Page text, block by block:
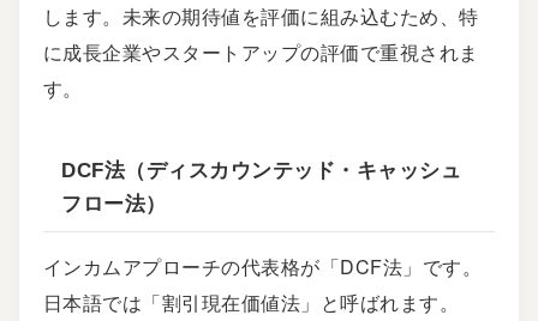
します。未来の期待値を評価に組み込むため、特
に成長企業やスタートアップの評価で重視されま
す。
DCF法（ディスカウンテッド・キャッシュ
フロー法）
インカムアプローチの代表格が「DCF法」です。
日本語では「割引現在価値法」と呼ばれます。